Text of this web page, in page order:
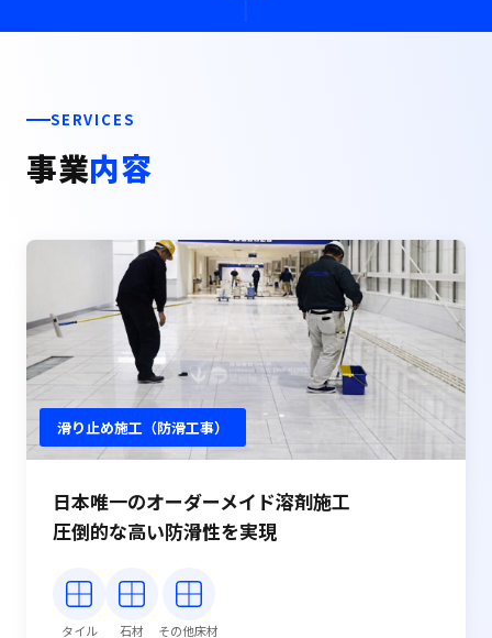
SERVICES
事業内容
滑り止め施工（防滑工事）
日本唯一のオーダーメイド溶剤施工
圧倒的な高い防滑性を実現
タイル 石材 その他床材